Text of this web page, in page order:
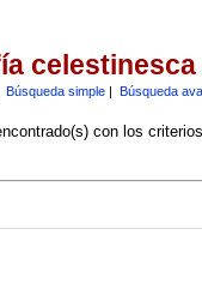
celestinesca
Búsqueda simple| Búsqueda
con los